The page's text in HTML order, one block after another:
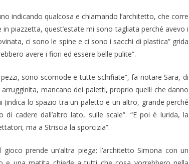
indicando qualcosa e chiamando l’architetto, che corre
piazzetta, quest’estate mi sono tagliata perché avevo i
ci sono le spine e ci sono i sacchi di plastica” grida
avere i fiori ed essere belle pulite”.
sono scomode e tutte schifiate”, fa notare Sara, di
mancano dei paletti, proprio quelli che danno
(indica lo spazio tra un paletto e un altro, grande perché
cadere dall’altro lato, sulle scale”. “E poi è lurida, la
ma a Striscia la sporcizia”.
gioco prende un’altra piega: l’architetto Simona con un